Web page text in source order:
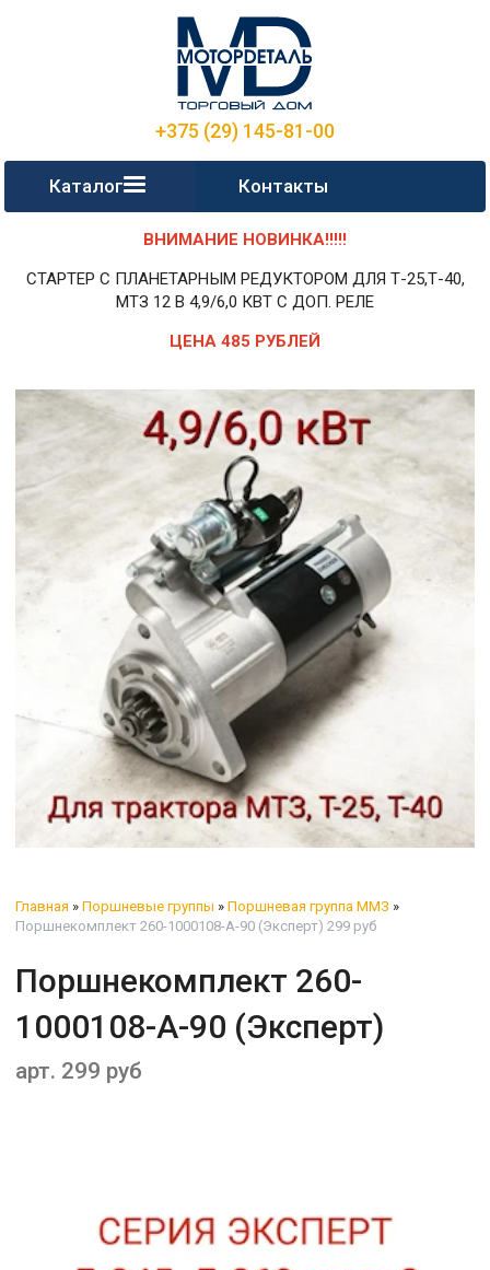
+375 (29) 145-81-00
Каталог Контакты
ВНИМАНИЕ НОВИНКА!!!!!
СТАРТЕР С ПЛАНЕТАРНЫМ РЕДУКТОРОМ ДЛЯ Т-25,Т-40,
МТЗ 12 В 4,9/6,0 КВТ С ДОП. РЕЛЕ
ЦЕНА 485 РУБЛЕЙ
Главная » Поршневые группы » Поршневая группа ММЗ »
Поршнекомплект 260-1000108-А-90 (Эксперт) 299 руб
Поршнекомплект 260-
1000108-А-90 (Эксперт)
арт. 299 руб